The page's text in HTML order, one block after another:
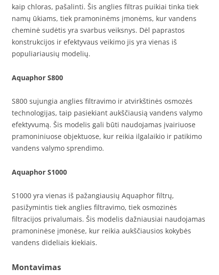
kaip chloras, pašalinti. Šis anglies filtras puikiai tinka tiek
namų ūkiams, tiek pramoninėms įmonėms, kur vandens
cheminė sudėtis yra svarbus veiksnys. Dėl paprastos
konstrukcijos ir efektyvaus veikimo jis yra vienas iš
populiariausių modelių.
Aquaphor S800
S800 sujungia anglies filtravimo ir atvirkštinės osmozės
technologijas, taip pasiekiant aukščiausią vandens valymo
efektyvumą. Šis modelis gali būti naudojamas įvairiuose
pramoniniuose objektuose, kur reikia ilgalaikio ir patikimo
vandens valymo sprendimo.
Aquaphor S1000
S1000 yra vienas iš pažangiausių Aquaphor filtrų,
pasižymintis tiek anglies filtravimo, tiek osmozinės
filtracijos privalumais. Šis modelis dažniausiai naudojamas
pramoninėse įmonėse, kur reikia aukščiausios kokybės
vandens dideliais kiekiais.
Montavimas